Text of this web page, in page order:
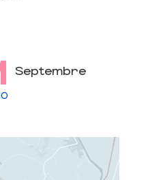
Septembre